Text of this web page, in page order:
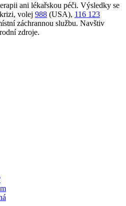
ani lékařskou péči. Výsledky se
volej 988 (USA), 116 123
záchrannou službu. Navštiv
zdroje.